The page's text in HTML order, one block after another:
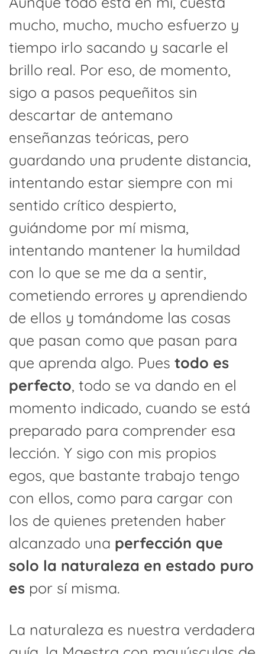
mucho, mucho, mucho esfuerzo y
tiempo irlo sacando y sacarle el
brillo real. Por eso, de momento,
sigo a pasos pequeñitos sin
descartar de antemano
enseñanzas teóricas, pero
guardando una prudente distancia,
intentando estar siempre con mi
sentido crítico despierto,
guiándome por mí misma,
intentando mantener la humildad
con lo que se me da a sentir,
cometiendo errores y aprendiendo
de ellos y tomándome las cosas
que pasan como que pasan para
que aprenda algo. Pues todo es
perfecto, todo se va dando en el
momento indicado, cuando se está
preparado para comprender esa
lección. Y sigo con mis propios
egos, que bastante trabajo tengo
con ellos, como para cargar con
los de quienes pretenden haber
alcanzado una perfección que
solo la naturaleza en estado puro
es por sí misma.
La naturaleza es nuestra verdadera